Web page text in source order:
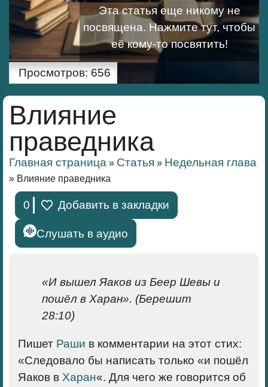
Эта статья еще никому не
посвящена. Нажмите тут, чтобы
её кому-то посвятить!
Просмотров: 656
Влияние
праведника
Главная страница » Статья » Недельная глава
» Влияние праведника
0 Добавить в закладки
Слушать в аудио
«И вышел Яаков из Беер Шевы и
пошёл в Харан». (Берешит
28:10)
Пишет Раши в комментарии на этот стих:
«Следовало бы написать только «и пошёл
Яаков в Харан«. Для чего же говорится об